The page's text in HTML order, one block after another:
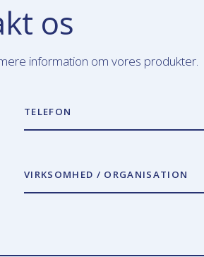
os
information om vores produkter.
TELEFON
VIRKSOMHED / ORGANISATION